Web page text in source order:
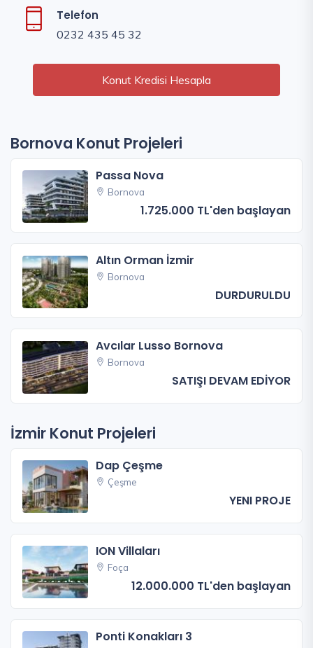
Telefon
0232 435 45 32
Konut Kredisi Hesapla
Bornova Konut Projeleri
Passa Nova
Bornova
1.725.000 TL'den başlayan
Altın Orman İzmir
Bornova
DURDURULDU
Avcılar Lusso Bornova
Bornova
SATIŞI DEVAM EDİYOR
İzmir Konut Projeleri
Dap Çeşme
Çeşme
YENI PROJE
ION Villaları
Foça
12.000.000 TL'den başlayan
Ponti Konakları 3